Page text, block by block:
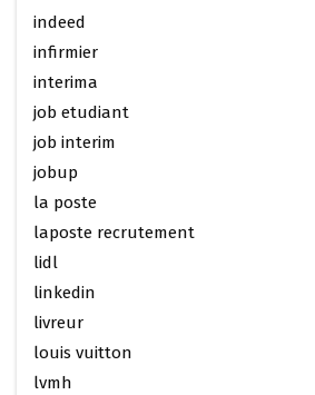
indeed
infirmier
interima
job etudiant
job interim
jobup
la poste
laposte recrutement
lidl
linkedin
livreur
louis vuitton
lvmh